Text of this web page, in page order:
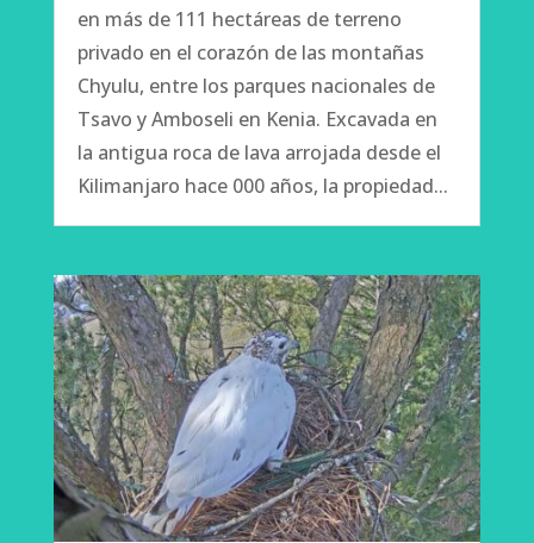
en más de 111 hectáreas de terreno
privado en el corazón de las montañas
Chyulu, entre los parques nacionales de
Tsavo y Amboseli en Kenia. Excavada en
la antigua roca de lava arrojada desde el
Kilimanjaro hace 000 años, la propiedad...